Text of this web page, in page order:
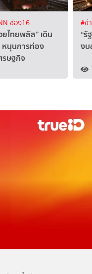
ช่อง16
ยไทยพลัส” เดิน
หนุนการท่อง
รษฐกิจ
#ข่
“รั
ง